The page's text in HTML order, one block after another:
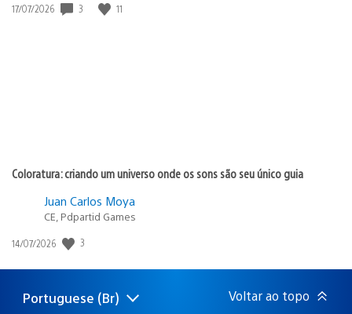
Data
17/07/2026 3 11
Coloratura: criando um universo onde os sons são seu único guia
Juan Carlos Moya
CE, Pdpartid Games
Data
publicação:
14/07/2026 3
Selecione
Região
Portuguese (Br) Voltar ao topo